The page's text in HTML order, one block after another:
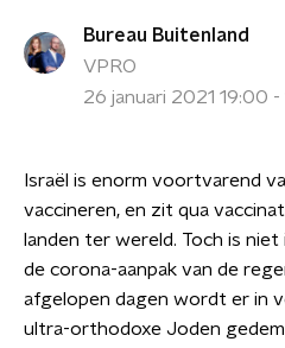
Bureau Buitenland
VPRO
26 januari 2021 19:00 -
Israël is enorm voortvarend
vaccineren, en zit qua
landen ter wereld. Toch is
de corona-aanpak van de
afgelopen dagen wordt er in
ultra-orthodoxe Joden